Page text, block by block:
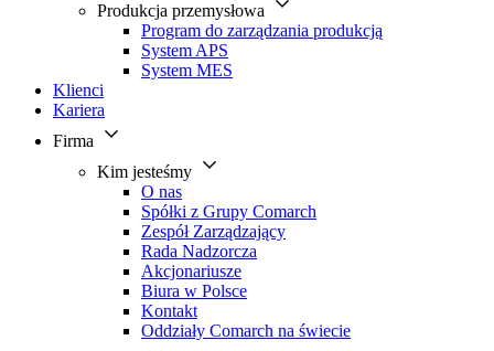
Produkcja przemysłowa
Program do zarządzania produkcją
System APS
System MES
Klienci
Kariera
Firma
Kim jesteśmy
O nas
Spółki z Grupy Comarch
Zespół Zarządzający
Rada Nadzorcza
Akcjonariusze
Biura w Polsce
Kontakt
Oddziały Comarch na świecie